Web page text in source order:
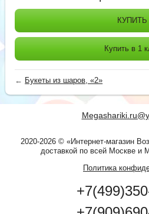
КУПИТЬ
Купить в 1
← Букеты из шаров, «2»
2020-2026 © «Интернет-магазин
доставкой по всей Москве и
Политика